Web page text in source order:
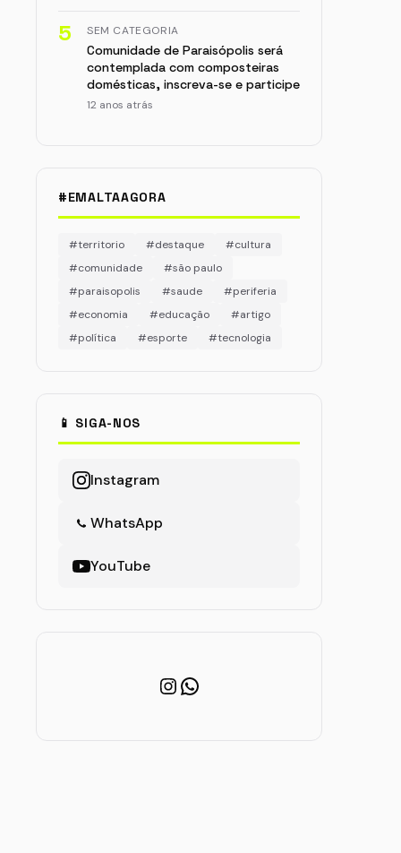
5 SEM CATEGORIA
Comunidade de Paraisópolis será
contemplada com composteiras
domésticas, inscreva-se e participe
12 anos atrás
#EMALTAAGORA
#territorio #destaque
#cultura
#comunidade
#são paulo
#paraisopolis
#saude
#periferia
#economia
#educação
#artigo
#política
#esporte #tecnologia
📱 SIGA-NOS
Instagram
WhatsApp
YouTube
Instagram
WhatsApp